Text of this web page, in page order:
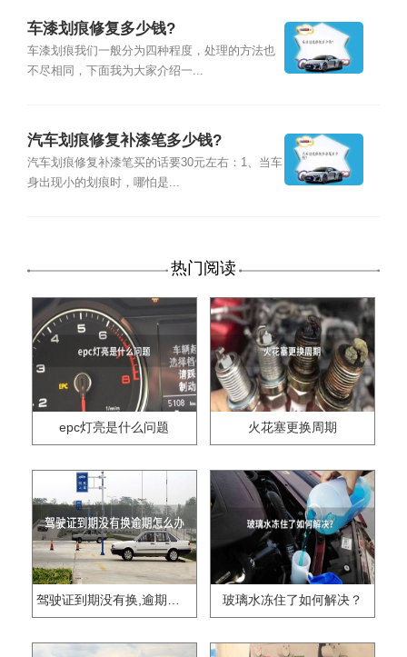
车漆划痕修复多少钱?
车漆划痕我们一般分为四种程度，处理的方法也
不尽相同，下面我为大家介绍一...
汽车划痕修复补漆笔多少钱?
汽车划痕修复补漆笔买的话要30元左右：1、当车
身出现小的划痕时，哪怕是...
热门阅读
epc灯亮是什么问题 火花塞更换周期
驾驶证到期没有换,逾期怎么办?? 玻璃水冻住了如何解决？